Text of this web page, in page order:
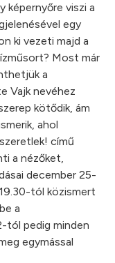
képernyőre viszi a
egy
ki vezeti majd a
Most már
a
Vajk nevéhez
kötődik, ám
ahol
című
a nézőket,
december 25-
tól közismert
a
tól pedig minden
egymással